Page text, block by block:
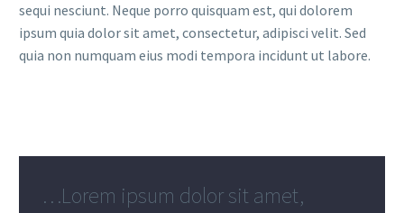
sequi nesciunt. Neque porro quisquam est, qui dolorem
ipsum quia dolor sit amet, consectetur, adipisci velit. Sed
quia non numquam eius modi tempora incidunt ut labore.
…Lorem ipsum dolor sit amet,